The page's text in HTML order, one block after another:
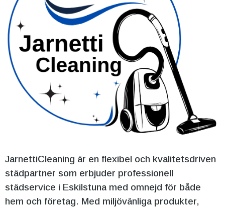
JarnettiCleaning är en flexibel och kvalitetsdriven
städpartner som erbjuder professionell
städservice i Eskilstuna med omnejd för både
hem och företag. Med miljövänliga produkter,